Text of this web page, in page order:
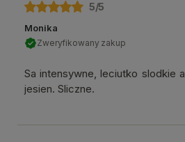
5/5
Monika
Zweryfikowany zakup
Sa intensywne, leciutko slodkie
jesien. Sliczne.